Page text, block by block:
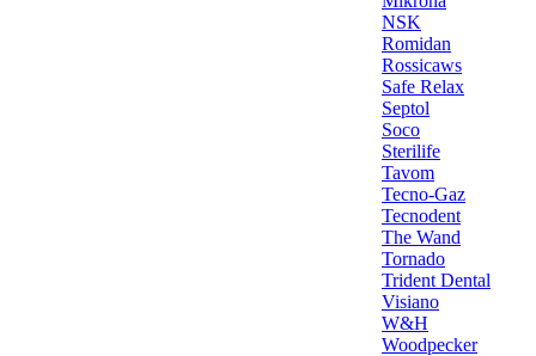
NSK
Romidan
Rossicaws
Safe Relax
Septol
Soco
Sterilife
Tavom
Tecno-Gaz
Tecnodent
The Wand
Tornado
Trident Dental
Visiano
W&H
Woodpecker